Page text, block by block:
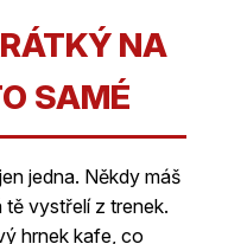
NA
SAMÉ
jedna. Někdy máš
vystřelí z trenek.
hrnek kafe, co